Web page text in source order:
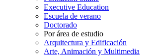
Executive Education
Escuela de verano
Doctorado
Por área de estudio
Arquitectura y Edificación
Arte, Animación y Multimedia